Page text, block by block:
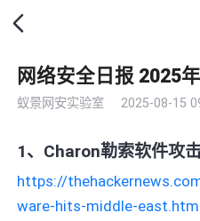
网络安全日报 2025
蚁景网安实验室 2025-08-15
1、Charon勒索软件攻
https://
ware-hits-middle-